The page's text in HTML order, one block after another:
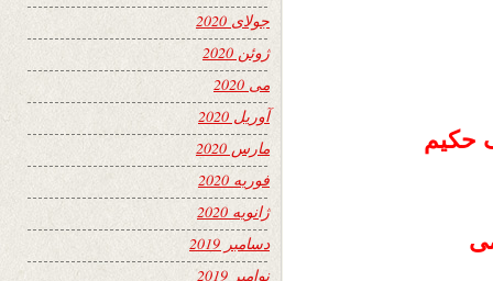
حکیم
جولای 2020
ژوئن 2020
می 2020
آوریل 2020
مارس 2020
فوریه 2020
ژانویه 2020
دسامبر 2019
نوامبر 2019